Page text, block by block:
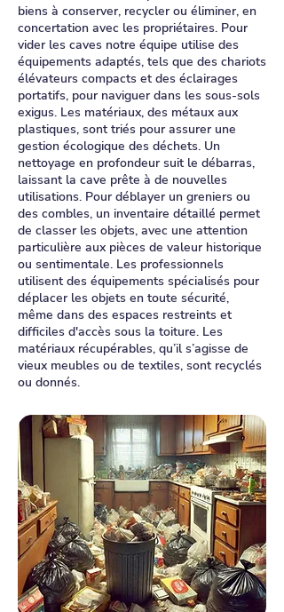
biens à conserver, recycler ou éliminer, en
concertation avec les propriétaires. Pour
vider les caves notre équipe utilise des
équipements adaptés, tels que des chariots
élévateurs compacts et des éclairages
portatifs, pour naviguer dans les sous-sols
exigus. Les matériaux, des métaux aux
plastiques, sont triés pour assurer une
gestion écologique des déchets. Un
nettoyage en profondeur suit le débarras,
laissant la cave prête à de nouvelles
utilisations. Pour déblayer un greniers ou
des combles, un inventaire détaillé permet
de classer les objets, avec une attention
particulière aux pièces de valeur historique
ou sentimentale. Les professionnels
utilisent des équipements spécialisés pour
déplacer les objets en toute sécurité,
même dans des espaces restreints et
difficiles d'accès sous la toiture. Les
matériaux récupérables, qu’il s’agisse de
vieux meubles ou de textiles, sont recyclés
ou donnés.